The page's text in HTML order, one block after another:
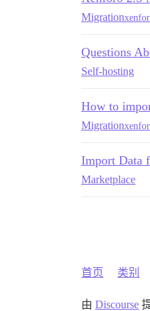
Migration
Questions
Self-hosting
How to
Migration
Import Data
Marketplace
首页 类别
由 Discourse